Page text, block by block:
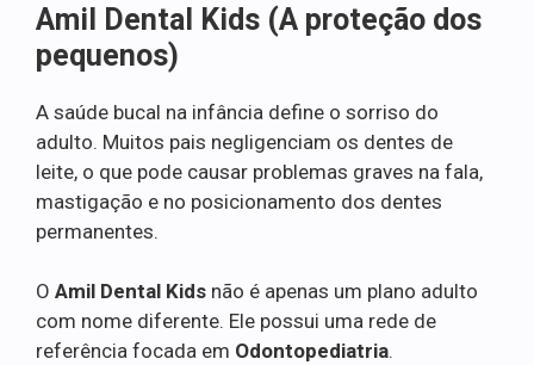
Amil Dental Kids (A proteção dos
pequenos)
A saúde bucal na infância define o sorriso do
adulto. Muitos pais negligenciam os dentes de
leite, o que pode causar problemas graves na fala,
mastigação e no posicionamento dos dentes
permanentes.
O Amil Dental Kids não é apenas um plano adulto
com nome diferente. Ele possui uma rede de
referência focada em Odontopediatria.